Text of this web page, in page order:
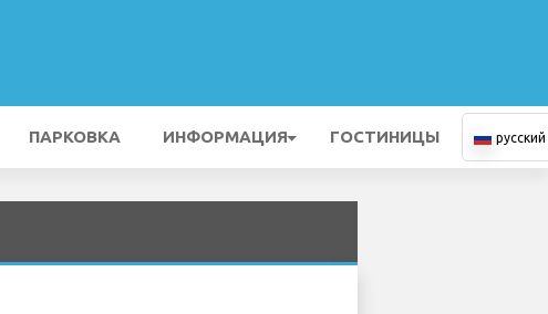
ПАРКОВКА ИНФОРМАЦИЯ ГОСТИНИЦЫ русский